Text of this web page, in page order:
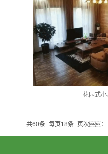
花园式小
共60条 每页18条 页次：